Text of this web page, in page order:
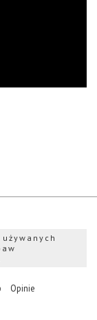
Opinie